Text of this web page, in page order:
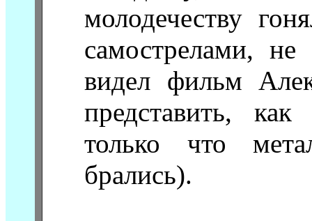
молодечеству
самострелами,
видел фильм
представить,
только что
брались).